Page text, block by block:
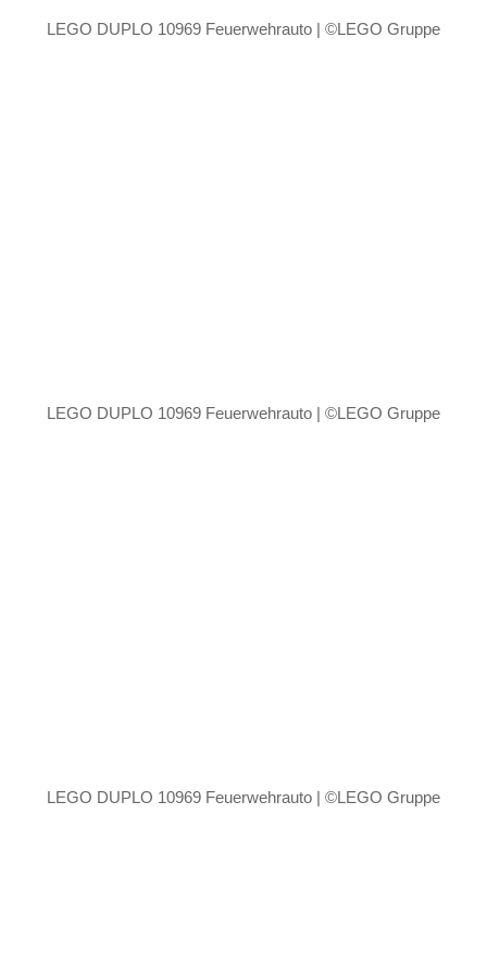
LEGO DUPLO 10969 Feuerwehrauto | ©LEGO Gruppe
LEGO DUPLO 10969 Feuerwehrauto | ©LEGO Gruppe
LEGO DUPLO 10969 Feuerwehrauto | ©LEGO Gruppe